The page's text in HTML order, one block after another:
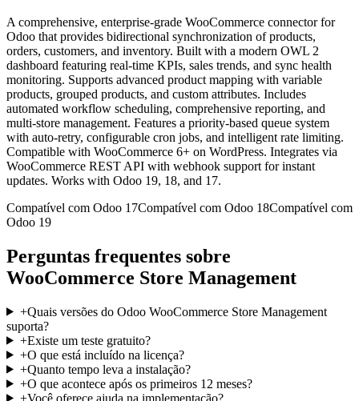
A comprehensive, enterprise-grade WooCommerce connector for
Odoo that provides bidirectional synchronization of products,
orders, customers, and inventory. Built with a modern OWL 2
dashboard featuring real-time KPIs, sales trends, and sync health
monitoring. Supports advanced product mapping with variable
products, grouped products, and custom attributes. Includes
automated workflow scheduling, comprehensive reporting, and
multi-store management. Features a priority-based queue system
with auto-retry, configurable cron jobs, and intelligent rate limiting.
Compatible with WooCommerce 6+ on WordPress. Integrates via
WooCommerce REST API with webhook support for instant
updates. Works with Odoo 19, 18, and 17.
Compatível com Odoo 17Compatível com Odoo 18Compatível com
Odoo 19
Perguntas frequentes sobre
WooCommerce Store Management
+Quais versões do Odoo WooCommerce Store Management
suporta?
+Existe um teste gratuito?
+O que está incluído na licença?
+Quanto tempo leva a instalação?
+O que acontece após os primeiros 12 meses?
+Você oferece ajuda na implementação?